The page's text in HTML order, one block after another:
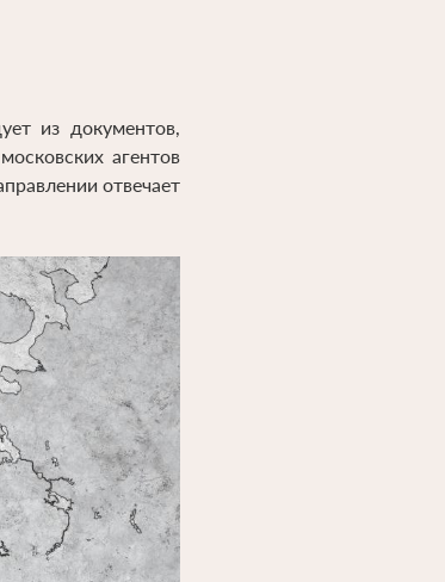
из документов,
агентов
отвечает